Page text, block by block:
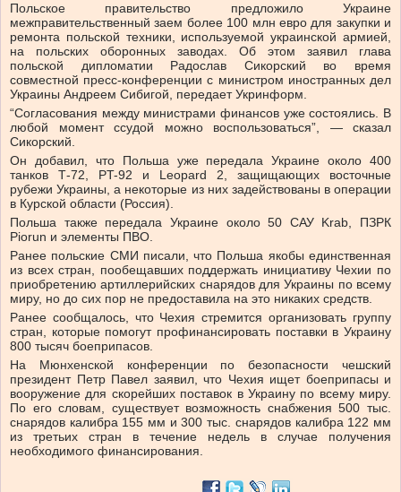
Польское правительство предложило Украине
межправительственный заем более 100 млн евро для закупки и
ремонта польской техники, используемой украинской армией,
на польских оборонных заводах. Об этом заявил глава
польской дипломатии Радослав Сикорский во время
совместной пресс-конференции с министром иностранных дел
Украины Андреем Сибигой, передает Укринформ.
“Согласования между министрами финансов уже состоялись. В
любой момент ссудой можно воспользоваться”, — сказал
Сикорский.
Он добавил, что Польша уже передала Украине около 400
танков Т-72, ​​PT-92 и Leopard 2, защищающих восточные
рубежи Украины, а некоторые из них задействованы в операции
в Курской области (Россия).
Польша также передала Украине около 50 САУ Krab, ПЗРК
Piorun и элементы ПВО.
Ранее польские СМИ писали, что Польша якобы единственная
из всех стран, пообещавших поддержать инициативу Чехии по
приобретению артиллерийских снарядов для Украины по всему
миру, но до сих пор не предоставила на это никаких средств.
Ранее сообщалось, что Чехия стремится организовать группу
стран, которые помогут профинансировать поставки в Украину
800 тысяч боеприпасов.
На Мюнхенской конференции по безопасности чешский
президент Петр Павел заявил, что Чехия ищет боеприпасы и
вооружение для скорейших поставок в Украину по всему миру.
По его словам, существует возможность снабжения 500 тыс.
снарядов калибра 155 мм и 300 тыс. снарядов калибра 122 мм
из третьих стран в течение недель в случае получения
необходимого финансирования.